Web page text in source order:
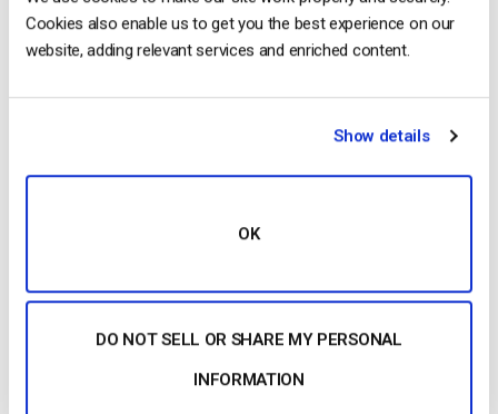
Cookies also enable us to get you the best experience on our
website, adding relevant services and enriched content.
Show details
OK
DO NOT SELL OR SHARE MY PERSONAL
INFORMATION
Inserito inIl blog degli esperti di video dacast
Il blog degli esperti di video
Confronto tra YouTube Live e Facebook
PUBBLICATO ILJUNE 25, 2026